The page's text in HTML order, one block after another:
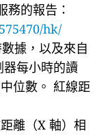
的報告：
hk/
據，以及來自
每小時的讀
位數。 紅線距
離（X 軸）相